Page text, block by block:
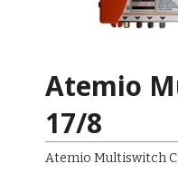
Atemio
17/8
Atemio Multiswitch